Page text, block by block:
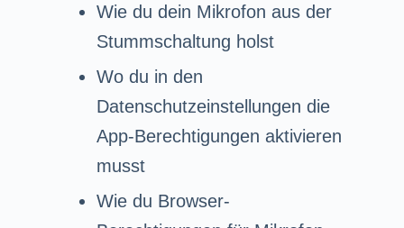
Wie du dein Mikrofon aus der
Stummschaltung holst
Wo du in den
Datenschutzeinstellungen die
App-Berechtigungen aktivieren
musst
Wie du Browser-